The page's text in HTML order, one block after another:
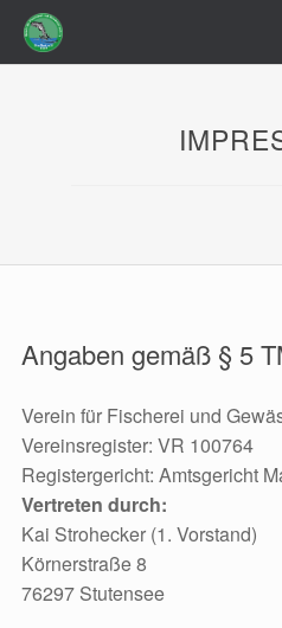
Inhalt
springen
Angaben gemäß § 5
Verein für Fischerei und
Vereinsregister: VR 100764
Registergericht: Amtsgericht
Vertreten durch:
Kai Strohecker (1. Vorstand)
Körnerstraße 8
76297 Stutensee